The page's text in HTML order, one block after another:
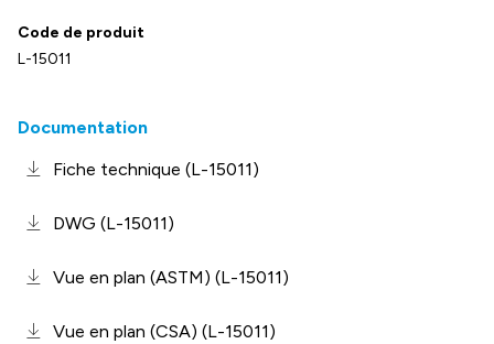
Code de produit
L-15011
Documentation
Fiche technique (L-15011)
DWG (L-15011)
Vue en plan (ASTM) (L-15011)
Vue en plan (CSA) (L-15011)